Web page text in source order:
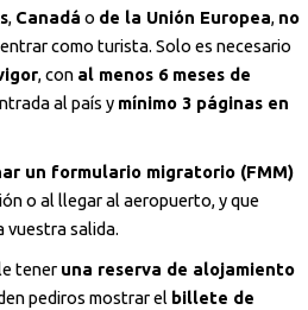
, Canadá o de la Unión Europea, no
como turista. Solo es necesario
, con al menos 6 meses de
al país y mínimo 3 páginas en
un formulario migratorio (FMM)
o al llegar al aeropuerto, y que
vuestra salida.
tener una reserva de alojamiento
pediros mostrar el billete de